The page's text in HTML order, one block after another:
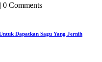
| 0 Comments
Dapatkan Sagu Yang Jernih